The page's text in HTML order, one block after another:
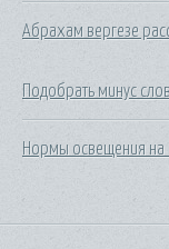
Абрахам вергезе
Подобрать минус
Нормы освещения на